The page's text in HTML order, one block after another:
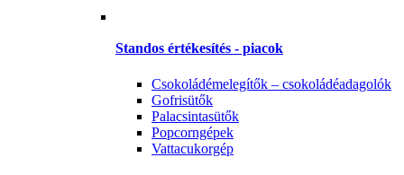
Standos értékesítés - piacok
Csokoládémelegítők – csokoládéadagolók
Gofrisütők
Palacsintasütők
Popcorngépek
Vattacukorgép